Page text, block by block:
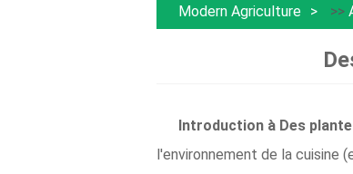
Modern Agriculture >>
Introduction à Des
l'environnement de la cuisine